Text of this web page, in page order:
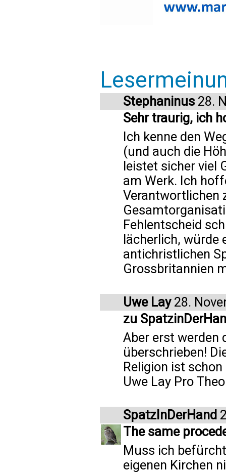
Stephaninus 28.
Sehr traurig, ich
Ich kenne den
(und auch die
leistet sicher viel
am Werk. Ich
Verantwortlichen
Fehlentscheid
lächerlich, würde
antichristlichen
Grossbritannien
Uwe Lay28.
zu
Aber erst werden
überschrieben!
Religion ist
Uwe Lay Pro
SpatzInDerHand
The same
Muss ich
eigenen Kirchen